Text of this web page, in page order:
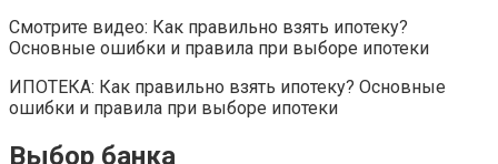
Смотрите видео: Как правильно взять ипотеку?
Основные ошибки и правила при выборе ипотеки
ИПОТЕКА: Как правильно взять ипотеку? Основные
ошибки и правила при выборе ипотеки
Выбор банка